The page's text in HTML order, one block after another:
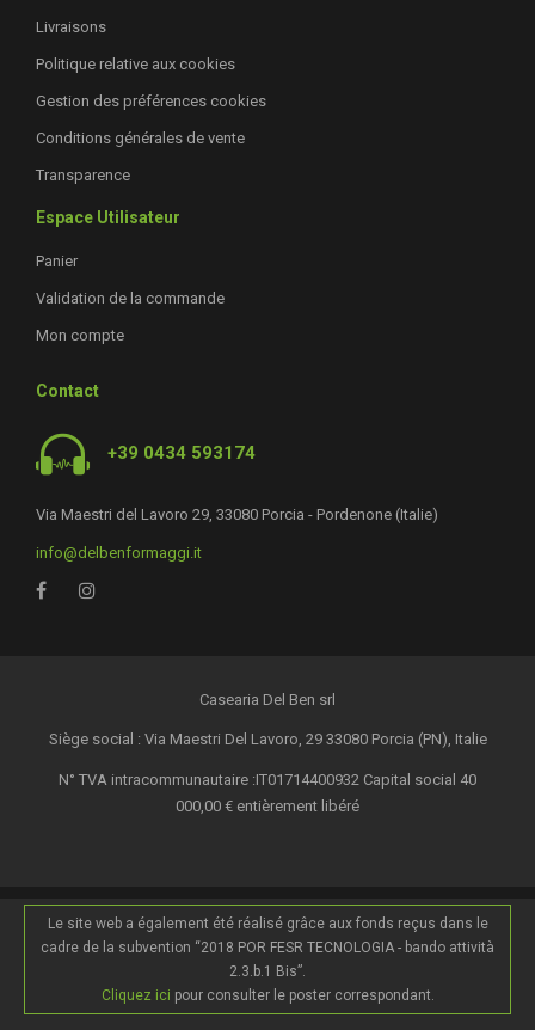
Livraisons
Politique relative aux cookies
Gestion des préférences cookies
Conditions générales de vente
Transparence
Espace Utilisateur
Panier
Validation de la commande
Mon compte
Contact
+39 0434 593174
Via Maestri del Lavoro 29, 33080 Porcia - Pordenone (Italie)
info@delbenformaggi.it
Casearia Del Ben srl
Siège social : Via Maestri Del Lavoro, 29 33080 Porcia (PN), Italie
N° TVA intracommunautaire :IT01714400932 Capital social 40
000,00 € entièrement libéré
Le site web a également été réalisé grâce aux fonds reçus dans le
cadre de la subvention “2018 POR FESR TECNOLOGIA - bando attività
2.3.b.1 Bis”.
Cliquez ici pour consulter le poster correspondant.